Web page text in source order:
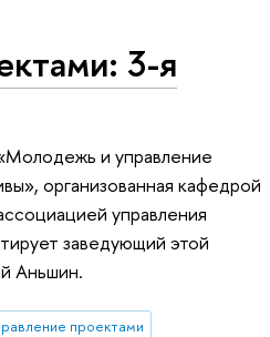
3-я
и управление
организованная кафедрой
управления
заведующий этой
Аньшин.
проектами